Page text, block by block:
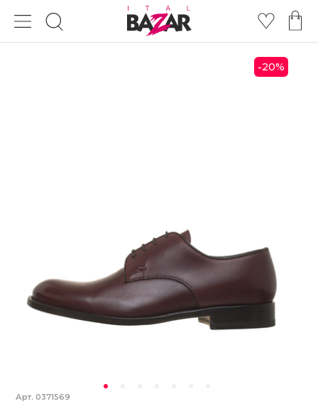
-20%
Арт.0371569